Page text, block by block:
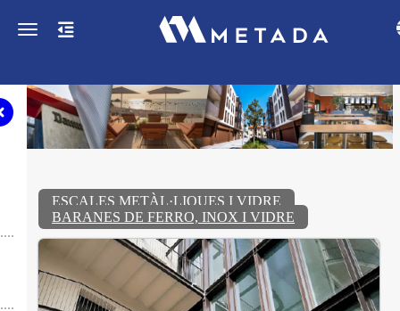
Toggle navigation
ESCALES METÀL·LIQUES I VIDRE
BARANES DE FERRO, INOX I VIDRE